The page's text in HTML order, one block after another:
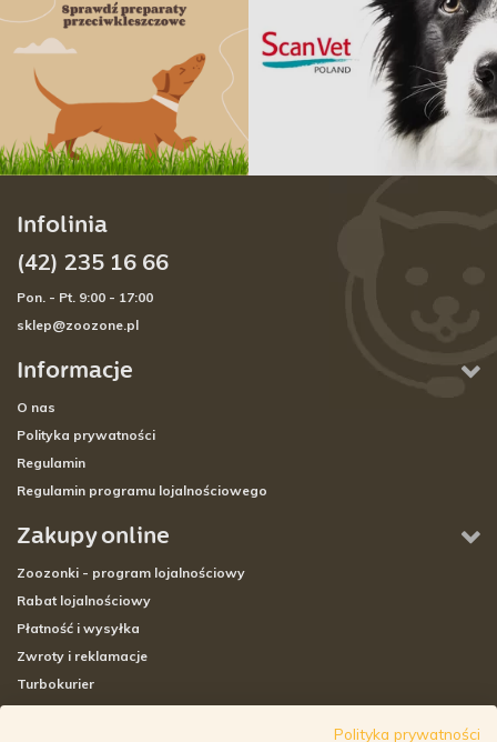
Informacje
O nas
Polityka prywatności
Regulamin
Regulamin programu lojalnościowego
Zakupy online
Zoozonki - program lojalnościowy
Rabat lojalnościowy
Płatność i wysyłka
Zwroty i reklamacje
Turbokurier
Infolinia
(42) 235 16 66
Pon. - Pt. 9:00 - 17:00
sklep@zoozone.pl
Polityka prywatności